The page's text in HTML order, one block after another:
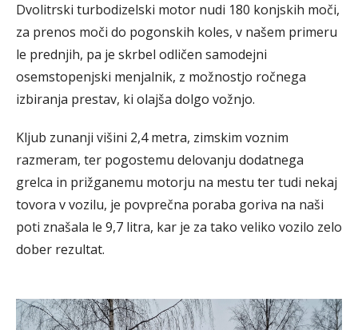
Dvolitrski turbodizelski motor nudi 180 konjskih moči,
za prenos moči do pogonskih koles, v našem primeru
le prednjih, pa je skrbel odličen samodejni
osemstopenjski menjalnik, z možnostjo ročnega
izbiranja prestav, ki olajša dolgo vožnjo.
Kljub zunanji višini 2,4 metra, zimskim voznim
razmeram, ter pogostemu delovanju dodatnega
grelca in prižganemu motorju na mestu ter tudi nekaj
tovora v vozilu, je povprečna poraba goriva na naši
poti znašala le 9,7 litra, kar je za tako veliko vozilo zelo
dober rezultat.